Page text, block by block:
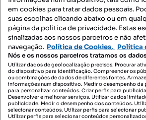
Mapa do Site
Contacte-nos
SIGA-NOS:
DESCARREGAR NA:
em cookies para tratar dados pessoais.
suas escolhas clicando abaixo ou em
página da política de privacidade. Estas
sinalizadas aos nossos parceiros e não
navegação. Política de Cookies, Política
Nós e os nossos parceiros tratamos os
Utilizar dados de geolocalização precisos. Procurar
do dispositivo para identificação. Compreender os
ou combinações de dados de diferentes fontes.
informações num dispositivo. Medir o desempenho
para personalizar conteúdos. Criar perfis para
Desenvolver e melhorar serviços. Utilizar dados
publicidade. Medir o desempenho dos conteúdos.
selecionar conteúdos. Utilizar perfis para selecionar
Utilizar perfis para selecionar conteúdos